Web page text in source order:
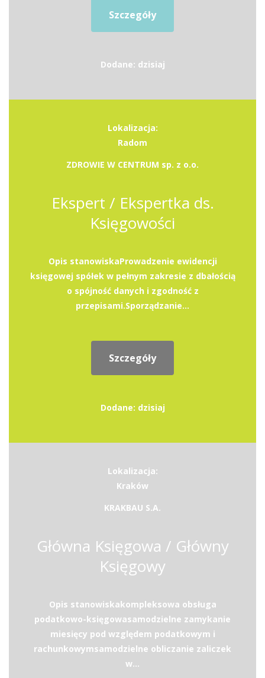
Szczegóły
Dodane: dzisiaj
Lokalizacja:
Radom
ZDROWIE W CENTRUM sp. z o.o.
Ekspert / Ekspertka ds.
Księgowości
Opis stanowiskaProwadzenie ewidencji
księgowej spółek w pełnym zakresie z dbałością
o spójność danych i zgodność z
przepisami.Sporządzanie...
Szczegóły
Dodane: dzisiaj
Lokalizacja:
Kraków
KRAKBAU S.A.
Główna Księgowa / Główny
Księgowy
Opis stanowiskakompleksowa obsługa
podatkowo-księgowasamodzielne zamykanie
miesięcy pod względem podatkowym i
rachunkowymsamodzielne obliczanie zaliczek
w...